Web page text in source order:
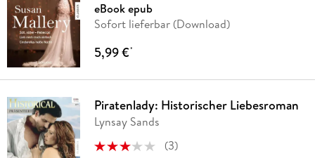
eBook epub
Sofort lieferbar (Download)
5,99 €*
Piratenlady: Historischer Liebesroman
Lynsay Sands
(3)